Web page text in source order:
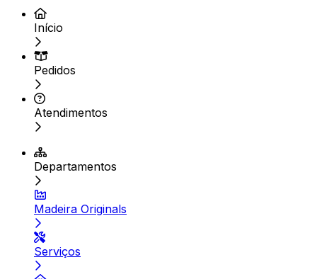
Início
Pedidos
Atendimentos
Departamentos
Madeira Originals
Serviços